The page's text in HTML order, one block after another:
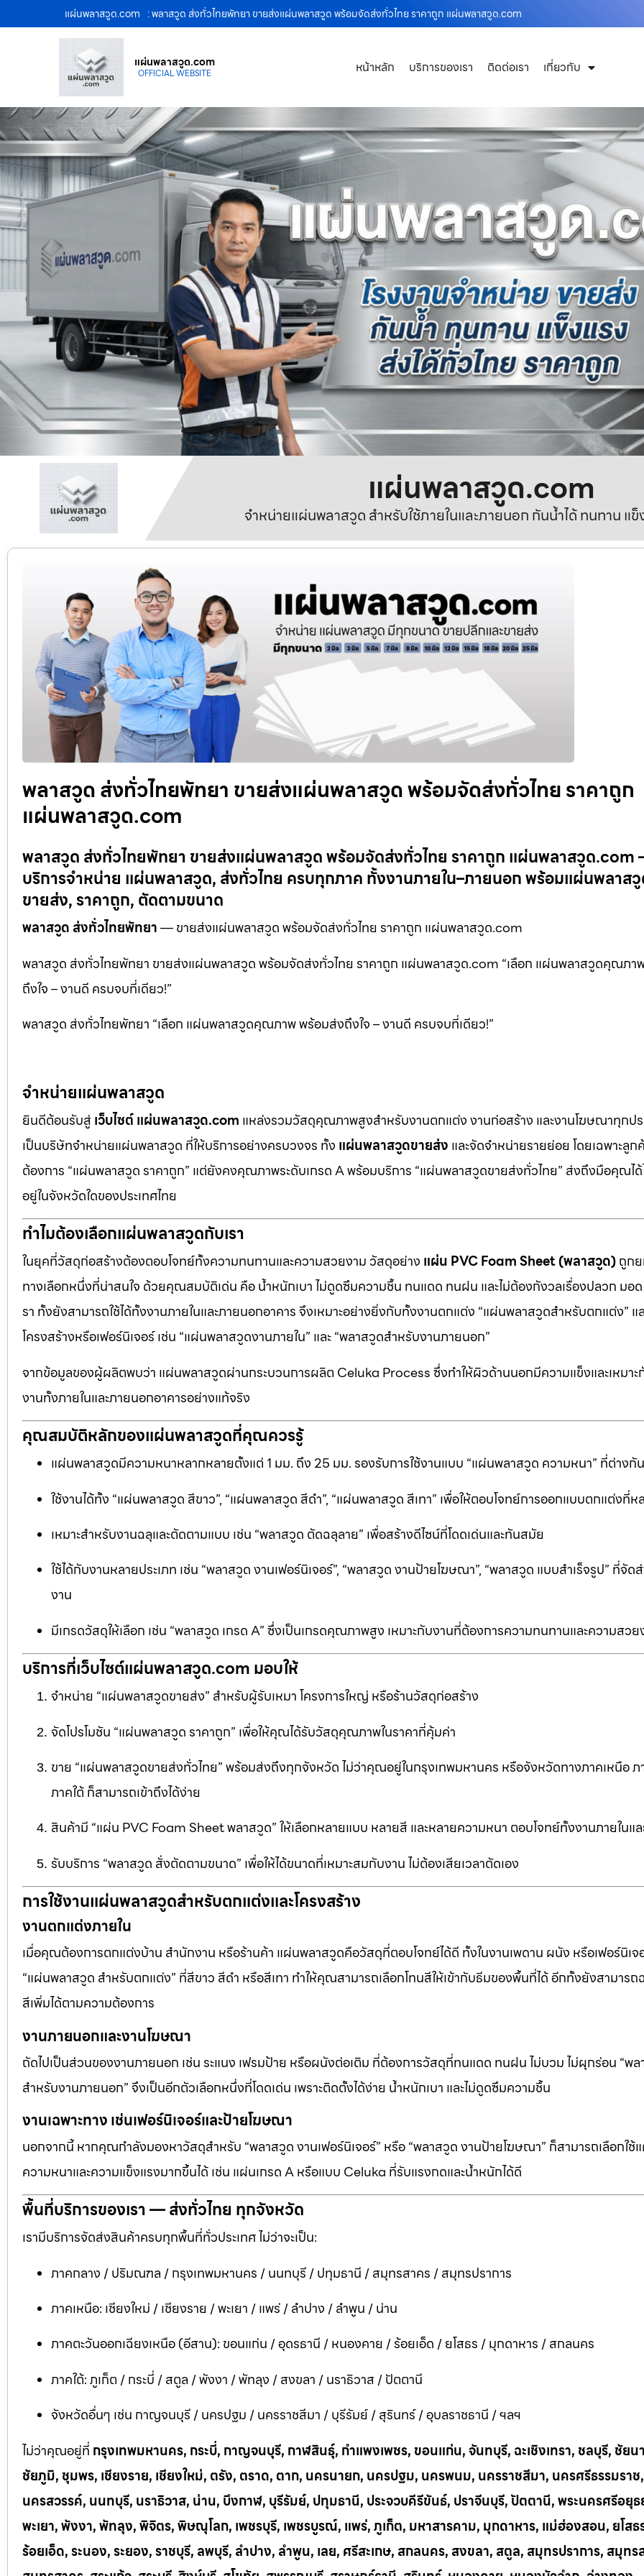
แผ่นพลาสวูด.com : พลาสวูด ส่งทั่วไทยพัทยา ขายส่งแผ่นพลาสวูด พร้อมจัดส่งทั่วไทย ราคาถูก แผ่นพลาสวูด.com
แผ่นพลาสวูด.com
OFFICIAL WEBSITE หน้าหลัก บริการของเรา ติดต่อเรา เกี่ยวกับ
แผ่นพลาสวูด.com
จำหน่ายแผ่นพลาสวูด สำหรับใช้ภายในและภายนอก กันน้ำได้ ทนทาน แข็
พลาสวูด ส่งทั่วไทยพัทยา ขายส่งแผ่นพลาสวูด พร้อมจัดส่งทั่วไทย ราคาถูก
แผ่นพลาสวูด.com
พลาสวูด ส่งทั่วไทยพัทยา ขายส่งแผ่นพลาสวูด พร้อมจัดส่งทั่วไทย ราคาถูก แผ่นพลาสวูด
บริการจำหน่าย แผ่นพลาสวูด, ส่งทั่วไทย ครบทุกภาค ทั้งงานภายใน–ภายนอก พร้อมแผ่นพลาส
ขายส่ง, ราคาถูก, ตัดตามขนาด
พลาสวูด ส่งทั่วไทยพัทยา— ขายส่งแผ่นพลาสวูด พร้อมจัดส่งทั่วไทย ราคาถูก แผ่นพลาสวูด.com
พลาสวูด ส่งทั่วไทยพัทยา ขายส่งแผ่นพลาสวูด พร้อมจัดส่งทั่วไทย ราคาถูก แผ่นพลาสวูด.com “เลือก แผ่นพลาสวูดคุณภา
ถึงใจ – งานดี ครบจบที่เดียว!”
พลาสวูด ส่งทั่วไทยพัทยา “เลือก แผ่นพลาสวูดคุณภาพ พร้อมส่งถึงใจ – งานดี ครบจบที่เดียว!”
จำหน่ายแผ่นพลาสวูด
ยินดีต้อนรับสู่เว็บไซต์ แผ่นพลาสวูด.com แหล่งรวมวัสดุคุณภาพสูงสำหรับงานตกแต่ง งานก่อสร้าง และงานโฆษณาทุกประ
เป็นบริษัทจำหน่ายแผ่นพลาสวูด ที่ให้บริการอย่างครบวงจร ทั้ง แผ่นพลาสวูดขายส่ง และจัดจำหน่ายรายย่อย โดยเฉพาะลูก
ต้องการ “แผ่นพลาสวูด ราคาถูก” แต่ยังคงคุณภาพระดับเกรด A พร้อมบริการ “แผ่นพลาสวูดขายส่งทั่วไทย” ส่งถึงมือคุณไ
อยู่ในจังหวัดใดของประเทศไทย
ทำไมต้องเลือกแผ่นพลาสวูดกับเรา
ในยุคที่วัสดุก่อสร้างต้องตอบโจทย์ทั้งความทนทานและความสวยงาม วัสดุอย่าง แผ่น PVC Foam Sheet (พลาสวูด)ถูก
ทางเลือกหนึ่งที่น่าสนใจ ด้วยคุณสมบัติเด่น คือ น้ำหนักเบา ไม่ดูดซึมความชื้น ทนแดด ทนฝน และไม่ต้องกังวลเรื่องปลวก มอด
รา ทั้งยังสามารถใช้ได้ทั้งงานภายในและภายนอกอาคาร จึงเหมาะอย่างยิ่งกับทั้งงานตกแต่ง “แผ่นพลาสวูดสำหรับตกแต่ง” แ
โครงสร้างหรือเฟอร์นิเจอร์ เช่น “แผ่นพลาสวูดงานภายใน” และ “พลาสวูดสำหรับงานภายนอก”
จากข้อมูลของผู้ผลิตพบว่า แผ่นพลาสวูดผ่านกระบวนการผลิต Celuka Process ซึ่งทำให้ผิวด้านนอกมีความแข็งและเหมาะ
งานทั้งภายในและภายนอกอาคารอย่างแท้จริง
คุณสมบัติหลักของแผ่นพลาสวูดที่คุณควรรู้
แผ่นพลาสวูดมีความหนาหลากหลายตั้งแต่ 1 มม. ถึง 25 มม. รองรับการใช้งานแบบ “แผ่นพลาสวูด ความหนา” ที่ต่างกั
ใช้งานได้ทั้ง “แผ่นพลาสวูด สีขาว”, “แผ่นพลาสวูด สีดำ”, “แผ่นพลาสวูด สีเทา” เพื่อให้ตอบโจทย์การออกแบบตกแต่งที่ห
เหมาะสำหรับงานฉลุและตัดตามแบบ เช่น “พลาสวูด ตัดฉลุลาย” เพื่อสร้างดีไซน์ที่โดดเด่นและทันสมัย
ใช้ได้กับงานหลายประเภท เช่น “พลาสวูด งานเฟอร์นิเจอร์”, “พลาสวูด งานป้ายโฆษณา”, “พลาสวูด แบบสำเร็จรูป” ที่จัด
งาน
มีเกรดวัสดุให้เลือก เช่น “พลาสวูด เกรด A” ซึ่งเป็นเกรดคุณภาพสูง เหมาะกับงานที่ต้องการความทนทานและความสวย
บริการที่เว็บไซต์แผ่นพลาสวูด.com มอบให้
จำหน่าย “แผ่นพลาสวูดขายส่ง” สำหรับผู้รับเหมา โครงการใหญ่ หรือร้านวัสดุก่อสร้าง
จัดโปรโมชัน “แผ่นพลาสวูด ราคาถูก” เพื่อให้คุณได้รับวัสดุคุณภาพในราคาที่คุ้มค่า
ขาย “แผ่นพลาสวูดขายส่งทั่วไทย” พร้อมส่งถึงทุกจังหวัด ไม่ว่าคุณอยู่ในกรุงเทพมหานคร หรือจังหวัดทางภาคเหนือ ภ
ภาคใต้ ก็สามารถเข้าถึงได้ง่าย
สินค้ามี “แผ่น PVC Foam Sheet พลาสวูด” ให้เลือกหลายแบบ หลายสี และหลายความหนา ตอบโจทย์ทั้งงานภายในแ
รับบริการ “พลาสวูด สั่งตัดตามขนาด” เพื่อให้ได้ขนาดที่เหมาะสมกับงาน ไม่ต้องเสียเวลาตัดเอง
การใช้งานแผ่นพลาสวูดสำหรับตกแต่งและโครงสร้าง
งานตกแต่งภายใน
เมื่อคุณต้องการตกแต่งบ้าน สำนักงาน หรือร้านค้า แผ่นพลาสวูดคือวัสดุที่ตอบโจทย์ได้ดี ทั้งในงานเพดาน ผนัง หรือเฟอร์นิเจ
“แผ่นพลาสวูด สำหรับตกแต่ง” ที่สีขาว สีดำ หรือสีเทา ทำให้คุณสามารถเลือกโทนสีให้เข้ากับธีมของพื้นที่ได้ อีกทั้งยังสามาร
สีเพิ่มได้ตามความต้องการ
งานภายนอกและงานโฆษณา
ถัดไปเป็นส่วนของงานภายนอก เช่น ระแนง เฟรมป้าย หรือผนังต่อเติม ที่ต้องการวัสดุที่ทนแดด ทนฝน ไม่บวม ไม่ผุกร่อน “พ
สำหรับงานภายนอก” จึงเป็นอีกตัวเลือกหนึ่งที่โดดเด่น เพราะติดตั้งได้ง่าย น้ำหนักเบา และไม่ดูดซึมความชื้น
งานเฉพาะทาง เช่นเฟอร์นิเจอร์และป้ายโฆษณา
นอกจากนี้ หากคุณกำลังมองหาวัสดุสำหรับ “พลาสวูด งานเฟอร์นิเจอร์” หรือ “พลาสวูด งานป้ายโฆษณา” ก็สามารถเลือกใช้
ความหนาและความแข็งแรงมากขึ้นได้ เช่น แผ่นเกรด A หรือแบบ Celuka ที่รับแรงกดและน้ำหนักได้ดี
พื้นที่บริการของเรา — ส่งทั่วไทย ทุกจังหวัด
เรามีบริการจัดส่งสินค้าครบทุกพื้นที่ทั่วประเทศ ไม่ว่าจะเป็น:
ภาคกลาง / ปริมณฑล / กรุงเทพมหานคร / นนทบุรี / ปทุมธานี / สมุทรสาคร / สมุทรปราการ
ภาคเหนือ: เชียงใหม่ / เชียงราย / พะเยา / แพร่ / ลำปาง / ลำพูน / น่าน
ภาคตะวันออกเฉียงเหนือ (อีสาน): ขอนแก่น / อุดรธานี / หนองคาย / ร้อยเอ็ด / ยโสธร / มุกดาหาร / สกลนคร
ภาคใต้: ภูเก็ต / กระบี่ / สตูล / พังงา / พัทลุง / สงขลา / นราธิวาส / ปัตตานี
จังหวัดอื่นๆ เช่น กาญจนบุรี / นครปฐม / นครราชสีมา / บุรีรัมย์ / สุรินทร์ / อุบลราชธานี / ฯลฯ
ไม่ว่าคุณอยู่ที่ กรุงเทพมหานคร, กระบี่, กาญจนบุรี, กาฬสินธุ์, กำแพงเพชร, ขอนแก่น, จันทบุรี, ฉะเชิงเทรา, ชลบุรี, ชัยน
ชัยภูมิ, ชุมพร, เชียงราย, เชียงใหม่, ตรัง, ตราด, ตาก, นครนายก, นครปฐม, นครพนม, นครราชสีมา, นครศรีธรรมราช,
นครสวรรค์, นนทบุรี, นราธิวาส, น่าน, บึงกาฬ, บุรีรัมย์, ปทุมธานี, ประจวบคีรีขันธ์, ปราจีนบุรี, ปัตตานี, พระนครศรีอยุธ
พะเยา, พังงา, พัทลุง, พิจิตร, พิษณุโลก, เพชรบุรี, เพชรบูรณ์, แพร่, ภูเก็ต, มหาสารคาม, มุกดาหาร, แม่ฮ่องสอน, ยโสธ
ร้อยเอ็ด, ระนอง, ระยอง, ราชบุรี, ลพบุรี, ลำปาง, ลำพูน, เลย, ศรีสะเกษ, สกลนคร, สงขลา, สตูล, สมุทรปราการ, สมุท